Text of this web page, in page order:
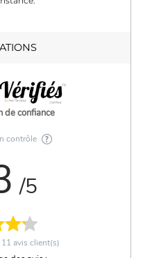
de confiance
contrôle
/5
11 avis client(s)